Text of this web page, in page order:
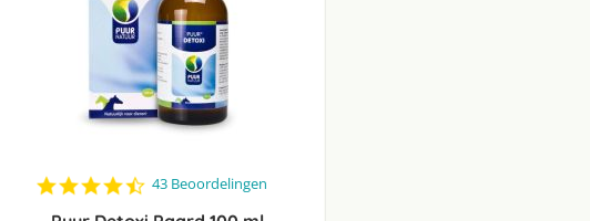
4.3
43 Beoordelingen